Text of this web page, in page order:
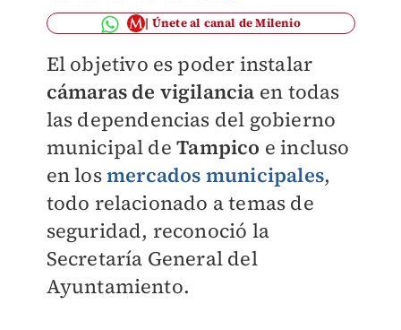
Únete al canal de Milenio
El objetivo es poder instalar
cámaras de vigilancia en todas
las dependencias del gobierno
municipal deTampico e incluso
en losmercados municipales,
todo relacionado a temas de
seguridad, reconoció la
Secretaría General del
Ayuntamiento.